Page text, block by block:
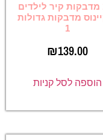
129 מדבקות קיר לילדים
מדבקות גדולות
1
₪139.00
הוספה לסל קניות